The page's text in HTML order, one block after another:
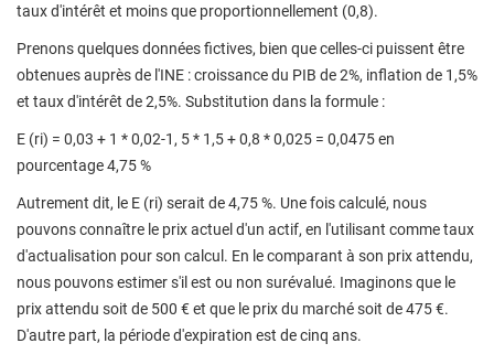
taux d'intérêt et moins que proportionnellement (0,8).
Prenons quelques données fictives, bien que celles-ci puissent être
obtenues auprès de l'INE : croissance du PIB de 2%, inflation de 1,5%
et taux d'intérêt de 2,5%. Substitution dans la formule :
E (ri) = 0,03 + 1 * 0,02-1, 5 * 1,5 + 0,8 * 0,025 = 0,0475 en
pourcentage 4,75 %
Autrement dit, le E (ri) serait de 4,75 %. Une fois calculé, nous
pouvons connaître le prix actuel d'un actif, en l'utilisant comme taux
d'actualisation pour son calcul. En le comparant à son prix attendu,
nous pouvons estimer s'il est ou non surévalué. Imaginons que le
prix attendu soit de 500 € et que le prix du marché soit de 475 €.
D'autre part, la période d'expiration est de cinq ans.